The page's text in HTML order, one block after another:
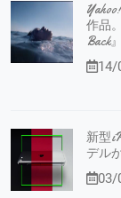
作品
Back
14/
新型
デル
03/